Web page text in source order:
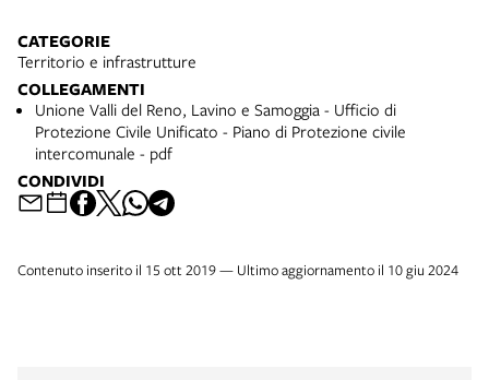
CATEGORIE
Territorio e infrastrutture
COLLEGAMENTI
Unione Valli del Reno, Lavino e Samoggia - Ufficio di
Protezione Civile Unificato - Piano di Protezione civile
intercomunale - pdf
CONDIVIDI
Contenuto inserito il 15 ott 2019 — Ultimo aggiornamento il 10 giu 2024